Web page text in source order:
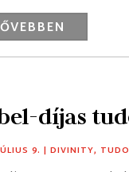
díjas
9. |DIVINITY,